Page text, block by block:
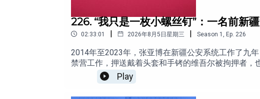
季风书园丨画说我的一生 (上下册)
https://jfbooks.org/products/9781685600488
刘海鸥的博客：https://blog.wenxuecity.com/myoverview/
文革60周年丨严歌苓、查建英：文革就是中国人的大屠杀 |
226. “我只是一枚小螺丝钉”：一名前新
02:33:01 | 2026年8月5日星期三 | Season 1 Ep. 226
2014年至2023年，张亚博在新疆公安系统工作了九
禁营工作，押送戴着头套和手铐的维吾尔被拘押者，
螺丝钉”。他也坚持认为，自己同样是这个体制的受
道的事情，需要勇气。但对于自己究竟负有什么责
Play